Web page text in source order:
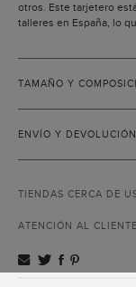
otros. Este tarjetero
talleres en España, lo
TAMAÑO Y
ENVÍO Y DEVOLUCIÓN
TIENDAS CERCA DE
ATENCIÓN AL CLIENTE